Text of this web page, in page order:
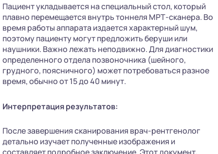
Пациент укладывается на специальный стол, который
плавно перемещается внутрь тоннеля МРТ-сканера. Во
время работы аппарата издается характерный шум,
поэтому пациенту могут предложить беруши или
наушники. Важно лежать неподвижно. Для диагностики
определенного отдела позвоночника (шейного,
грудного, поясничного) может потребоваться разное
время, обычно от 15 до 40 минут.
Интерпретация результатов:
После завершения сканирования врач-рентгенолог
детально изучает полученные изображения и